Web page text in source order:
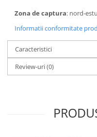
Legume bio in conserva
Orez bio
Paste si fidea
Paste bio din emmer
Paste bio din grau
Paste bio integrale
Paste bio pentru copii
Zona de captura: nord-
Informatii conformitate
Caracteristici
Review-uri(0)